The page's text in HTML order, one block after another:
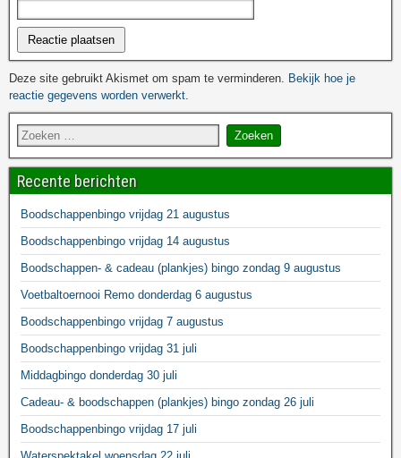
Deze site gebruikt Akismet om spam te verminderen. Bekijk hoe je
reactie gegevens worden verwerkt.
Recente berichten
Boodschappenbingo vrijdag 21 augustus
Boodschappenbingo vrijdag 14 augustus
Boodschappen- & cadeau (plankjes) bingo zondag 9 augustus
Voetbaltoernooi Remo donderdag 6 augustus
Boodschappenbingo vrijdag 7 augustus
Boodschappenbingo vrijdag 31 juli
Middagbingo donderdag 30 juli
Cadeau- & boodschappen (plankjes) bingo zondag 26 juli
Boodschappenbingo vrijdag 17 juli